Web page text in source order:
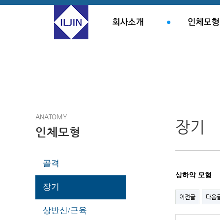
ANATOMY
인체모형
골격
장기
상반신/근육
장기
상하악 모형
이전글 다음